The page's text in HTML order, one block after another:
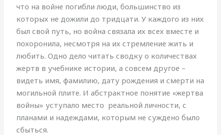
что на войне погибли люди, большинство из
которых не дожили до тридцати. У каждого из них
был свой путь, но война связала их всех вместе и
похоронила, несмотря на их стремление жить и
любить. Одно дело читать сводку о количествах
жертв в учебнике истории, а совсем другое –
видеть имя, фамилию, дату рождения и смерти на
могильной плите. И абстрактное понятие «жертва
войны» уступало место реальной личности, с
планами и надеждами, которым не суждено было
сбыться.